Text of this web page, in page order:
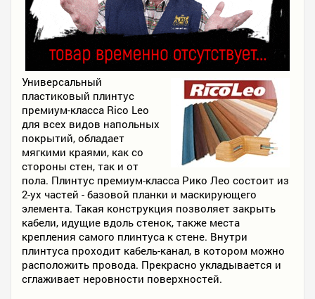
ПОЛЕЗНОЕ
Универсальный
пластиковый плинтус
премиум-класса Rico Leo
для всех видов напольных
покрытий, обладает
мягкими краями, как со
стороны стен, так и от
пола. Плинтус премиум-класса Рико Лео состоит из
2-ух частей - базовой планки и маскирующего
элемента. Такая конструкция позволяет закрыть
кабели, идущие вдоль стенок, также места
крепления самого плинтуса к стене. Внутри
плинтуса проходит кабель-канал, в котором можно
расположить провода. Прекрасно укладывается и
сглаживает неровности поверхностей.